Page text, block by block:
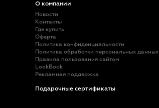
О компании
Новости
Контакты
Где купить
Оферта
Политика конфиденциальности
Политика обработки персональных данных
Правила пользования сайтом
LookBook
Рекламная поддержка
Подарочные сертификаты